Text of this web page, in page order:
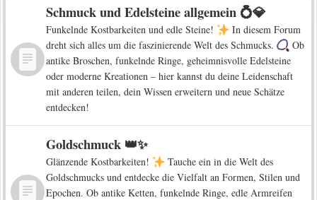
Schmuck und Edelsteine allgemein 💍💎
Funkelnde Kostbarkeiten und edle Steine!
In diesem Forum
dreht sich alles um die faszinierende Welt des Schmucks.
Ob
antike Broschen, funkelnde Ringe, geheimnisvolle Edelsteine
oder moderne Kreationen – hier kannst du deine Leidenschaft
mit anderen teilen, dein Wissen erweitern und neue Schätze
entdecken!
Goldschmuck 👑✨
Glänzende Kostbarkeiten!
Tauche ein in die Welt des
Goldschmucks und entdecke die Vielfalt an Formen, Stilen und
Epochen. Ob antike Ketten, funkelnde Ringe, edle Armreifen